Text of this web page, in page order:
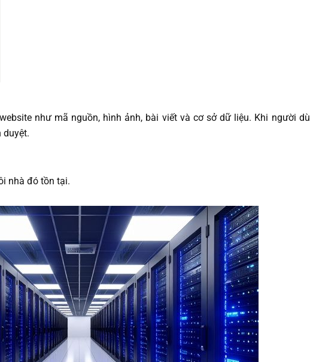
như mã nguồn, hình ảnh, bài viết và cơ sở dữ liệu. Khi người
duyệt.
nhà đó tồn tại.